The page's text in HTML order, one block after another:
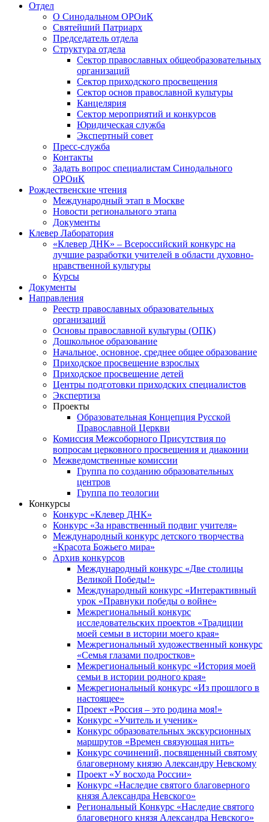
Отдел
О Синодальном ОРОиК
Святейший Патриарх
Председатель отдела
Структура отдела
Сектор православных общеобразовательных
организаций
Сектор приходского просвещения
Сектор основ православной культуры
Канцелярия
Сектор мероприятий и конкурсов
Юридическая служба
Экспертный совет
Пресс-служба
Контакты
Задать вопрос специалистам Синодального
ОРОиК
Рождественские чтения
Международный этап в Москве
Новости регионального этапа
Документы
Клевер Лаборатория
«Клевер ДНК» – Всероссийский конкурс на
лучшие разработки учителей в области духовно-
нравственной культуры
Курсы
Документы
Направления
Реестр православных образовательных
организаций
Основы православной культуры (ОПК)
Дошкольное образование
Начальное, основное, среднее общее образование
Приходское просвещение взрослых
Приходское просвещение детей
Центры подготовки приходских специалистов
Экспертиза
Проекты
Образовательная Концепция Русской
Православной Церкви
Комиссия Межсоборного Присутствия по
вопросам церковного просвещения и диаконии
Межведомственные комиссии
Группа по созданию образовательных
центров
Группа по теологии
Конкурсы
Конкурс «Клевер ДНК»
Конкурс «За нравственный подвиг учителя»
Международный конкурс детского творчества
«Красота Божьего мира»
Архив конкурсов
Международный конкурс «Две столицы
Великой Победы!»
Международный конкурс «Интерактивный
урок «Правнуки победы о войне»
Межрегиональный конкурс
исследовательских проектов «Традиции
моей семьи в истории моего края»
Межрегиональный художественный конкурс
«Семья глазами подростков»
Межрегиональный конкурс «История моей
семьи в истории родного края»
Межрегиональный конкурс «Из прошлого в
настоящее»
Проект «Россия – это родина моя!»
Конкурс «Учитель и ученик»
Конкурс образовательных экскурсионных
маршрутов «Времен связующая нить»
Конкурс сочинений, посвященный святому
благоверному князю Александру Невскому
Проект «У восхода России»
Конкурс «Наследие святого благоверного
князя Александра Невского»
Региональный Конкурс «Наследие святого
благоверного князя Александра Невского»